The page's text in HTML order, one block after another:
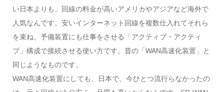
い日本よりも、回線の料金が高いアメリカやアジアなど海外で
人気なんです。安いインターネット回線を複数仕入れてそれら
を束ね、予備装置にも仕事をさせる「アクティブ・アクティ
ブ」構成で接続させる使い方です。昔の「WAN高速化装置」と
同じようなものです。
WAN高速化装置にしても、日本で、今ひとつ流行らなかったの